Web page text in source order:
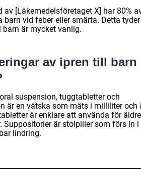
[Läkemedelsföretaget X] har 80%
vid feber eller smärta. Detta
är mycket vanlig.
av ipren till barn
suspension, tuggtabletter och
är en vätska som mäts i milliliter och
är enklare att använda för äldre
Suppositorier är stolpiller som förs in i
lindring.